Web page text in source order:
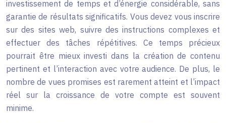
investissement de temps et d’énergie considérable, sans
garantie de résultats significatifs. Vous devez vous inscrire
sur des sites web, suivre des instructions complexes et
effectuer des tâches répétitives. Ce temps précieux
pourrait être mieux investi dans la création de contenu
pertinent et l’interaction avec votre audience. De plus, le
nombre de vues promises est rarement atteint et l’impact
réel sur la croissance de votre compte est souvent
minime.